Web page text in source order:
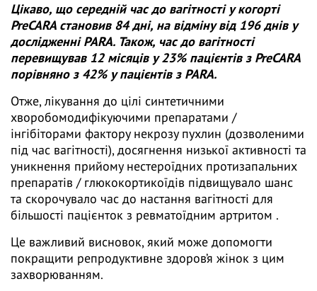
Цікаво, що середній час до вагітності у когорті
PreCARA становив 84 дні, на відміну від 196 днів у
дослідженні PARA. Також, час до вагітності
перевищував 12 місяців у 23% пацієнтів з PreCARA
порівняно з 42% у пацієнтів з PARA.
Отже, лікування до цілі синтетичними
хворобомодифікуючими препаратами /
інгібіторами фактору некрозу пухлин (дозволеними
під час вагітності), досягнення низької активності та
уникнення прийому нестероїдних протизапальних
препаратів / глюкокортикоїдів підвищувало шанс
та скорочувало час до настання вагітності для
більшості пацієнток з ревматоїдним артритом .
Це важливий висновок, який може допомогти
покращити репродуктивне здоров’я жінок з цим
захворюванням.